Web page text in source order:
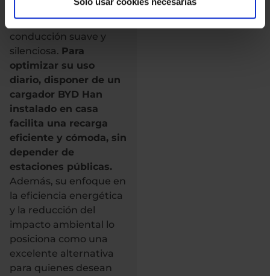
garantiza una
experiencia de
conducción suave y
silenciosa. Para
optimizar su uso
diario, disponer de un
cargador BYD Han
instalado en casa
facilita una recarga
eficiente y cómoda, sin
depender de
estaciones públicas.
Además, su enfoque en
la eficiencia energética
y la reducción del
impacto ambiental lo
posiciona como una
excelente alternativa
para quienes desean